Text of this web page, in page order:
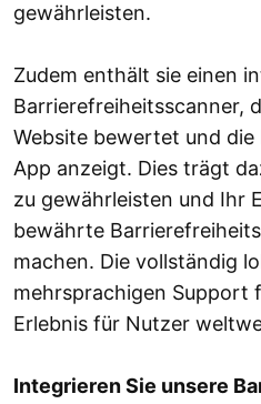
gewährleisten.
Zudem enthält sie einen
Barrierefreiheitsscanner,
Website bewertet und
App anzeigt. Dies trägt
zu gewährleisten und Ihr
bewährte
machen. Die vollständig
mehrsprachigen Support
Erlebnis für Nutzer
Integrieren Sie unsere